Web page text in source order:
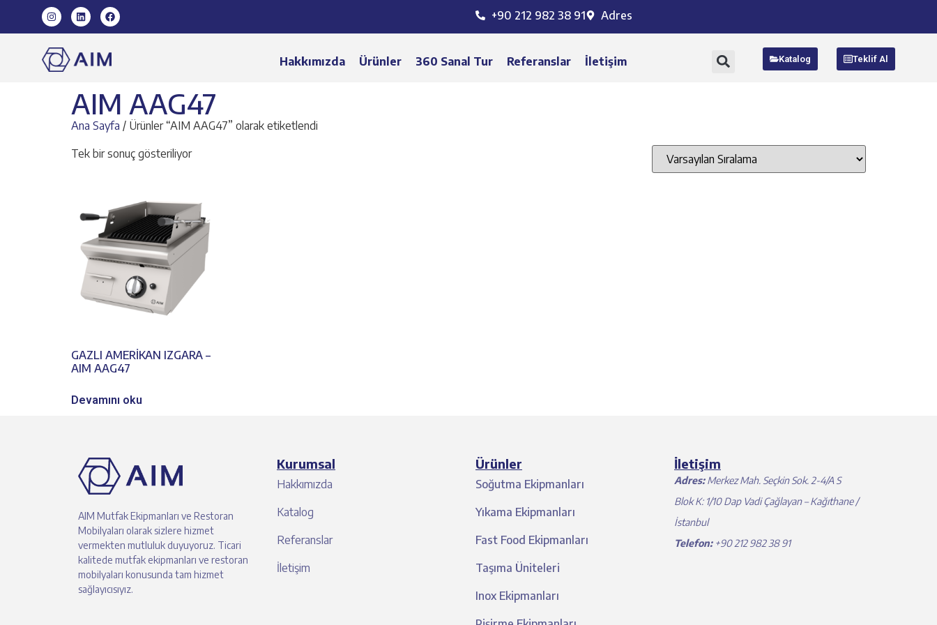
+90 212 982 38 91 Adres
Hakkımızda Ürünler 360 Sanal Tur Referanslar İletişim Katalog Teklif Al
AIM AAG47
Ana Sayfa / Ürünler “AIM AAG47” olarak etiketlendi
Tek bir sonuç gösteriliyor
GAZLI AMERİKAN IZGARA –
AIM AAG47
Devamını oku
AIM Mutfak Ekipmanları ve Restoran
Mobilyaları olarak sizlere hizmet
vermekten mutluluk duyuyoruz. Ticari
kalitede mutfak ekipmanları ve restoran
mobilyaları konusunda tam hizmet
sağlayıcısıyız.
Kurumsal
Hakkımızda
Katalog
Referanslar
İletişim
Ürünler
Soğutma Ekipmanları
Yıkama Ekipmanları
Fast Food Ekipmanları
Taşıma Üniteleri
Inox Ekipmanları
İletişim
Adres:Merkez Mah. Seçkin Sok. 2-4/A S
Blok K: 1/10 Dap Vadi Çağlayan – Kağıthane /
İstanbul
Telefon:+90 212 982 38 91